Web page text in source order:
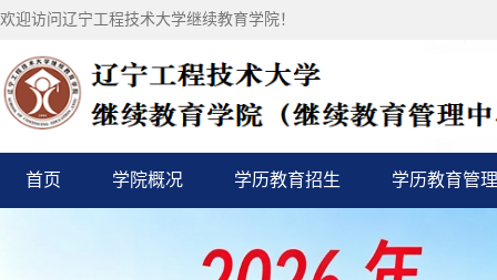
欢迎访问辽宁工程技术大学继续教育学院！
首页 学院概况 学历教育招生 学历教育管理